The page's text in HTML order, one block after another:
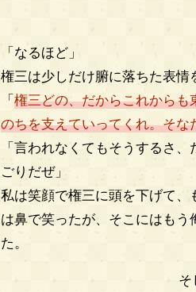
「なるほど」
権三は少しだけ腑に落ちた表情
「権三どの、だからこれから
のちを支えていってくれ。そ
「言われなくてもそうするさ
ごりだぜ」
私は笑顔で権三に頭を下げて
は鼻で笑ったが、そこにはも
た。
そ